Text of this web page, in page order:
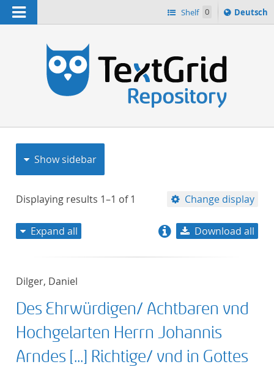
Navigation Shelf 0
Sprache
ï¿½ndern
Deutsch
Show sidebar
Displaying results 1–1 of1 Change display
title descending
format ascending
Expand all Download all
Dilger, Daniel
Des Ehrwürdigen/ Achtbaren vnd
Hochgelarten Herrn Johannis
Arndes [...] Richtige/ vnd in Gottes